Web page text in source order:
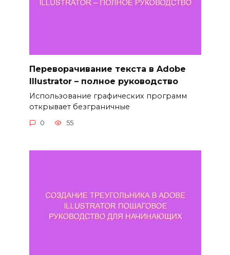
Переворачивание текста в Adobe
Illustrator – полное руководство
Использование графических программ
открывает безграничные
0 55